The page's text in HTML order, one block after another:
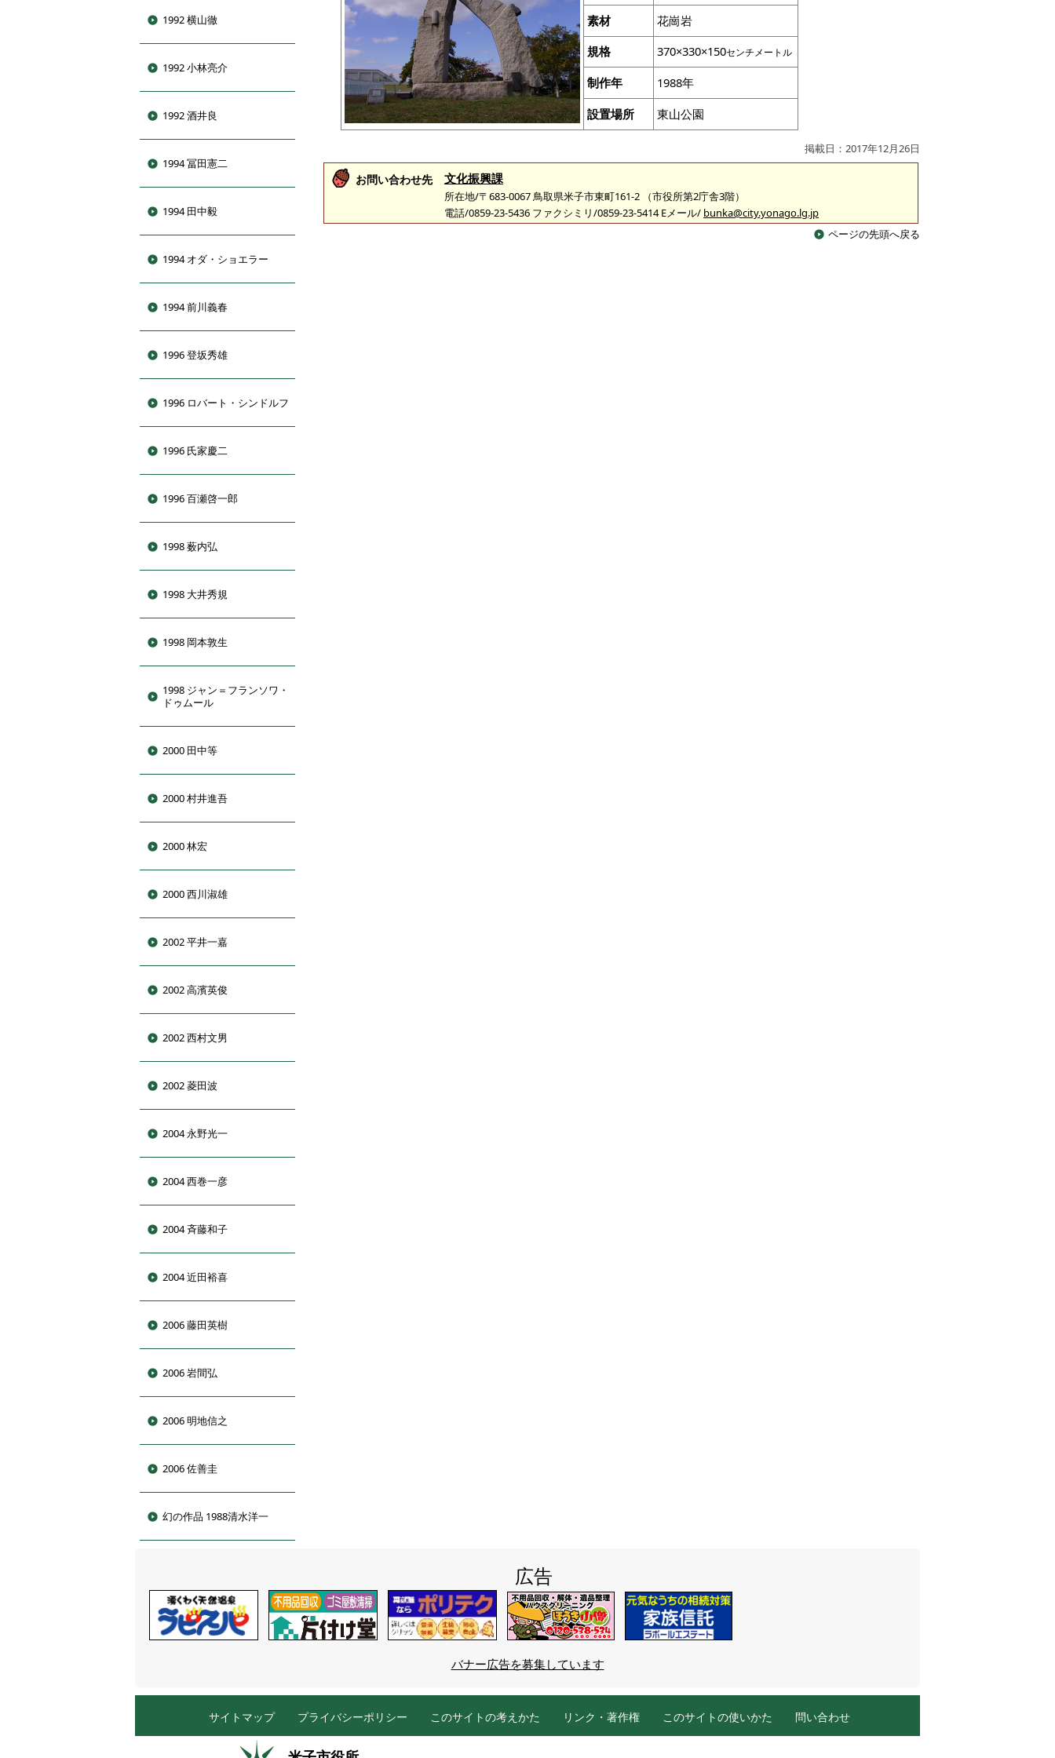
1992 横山徹
1992 小林亮介
1992 酒井良
1994 冨田憲二
1994 田中毅
1994 オダ・ショエラー
1994 前川義春
1996 登坂秀雄
1996 ロバート・シンドルフ
1996 氏家慶二
1996 百瀬啓一郎
1998 薮内弘
1998 大井秀規
1998 岡本敦生
1998 ジャン＝フランソワ・
ドゥムール
2000 田中等
2000 村井進吾
2000 林宏
2000 西川淑雄
2002 平井一嘉
2002 高濱英俊
2002 西村文男
2002 菱田波
2004 永野光一
2004 西巻一彦
2004 斉藤和子
2004 近田裕喜
2006 藤田英樹
2006 岩間弘
2006 明地信之
2006 佐善圭
幻の作品 1988清水洋一
素材
花崗岩
規格
370×330×150センチメートル
制作年
1988年
設置場所
東山公園
掲載日：2017年12月26日
お問い合わせ先 文化振興課
所在地/〒683-0067 鳥取県米子市東町161-2 （市役所第2庁舎3階）
電話/0859-23-5436 ファクシミリ/0859-23-5414 Eメール/ bunka@city.yonago.lg.jp
ページの先頭へ戻る
広告
バナー広告を募集しています
サイトマップ プライバシーポリシー このサイトの考えかた リンク・著作権 このサイトの使いかた 問い合わせ